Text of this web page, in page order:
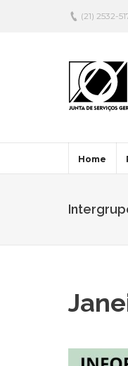
(21) 2532-
Home